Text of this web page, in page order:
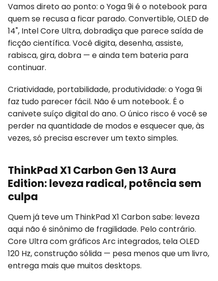
Vamos direto ao ponto: o Yoga 9i é o notebook para
quem se recusa a ficar parado. Convertible, OLED de
14", Intel Core Ultra, dobradiça que parece saída de
ficção científica. Você digita, desenha, assiste,
rabisca, gira, dobra — e ainda tem bateria para
continuar.
Criatividade, portabilidade, produtividade: o Yoga 9i
faz tudo parecer fácil. Não é um notebook. É o
canivete suíço digital do ano. O único risco é você se
perder na quantidade de modos e esquecer que, às
vezes, só precisa escrever um texto simples.
ThinkPad X1 Carbon Gen 13 Aura
Edition: leveza radical, potência sem
culpa
Quem já teve um ThinkPad X1 Carbon sabe: leveza
aqui não é sinônimo de fragilidade. Pelo contrário.
Core Ultra com gráficos Arc integrados, tela OLED
120 Hz, construção sólida — pesa menos que um livro,
entrega mais que muitos desktops.